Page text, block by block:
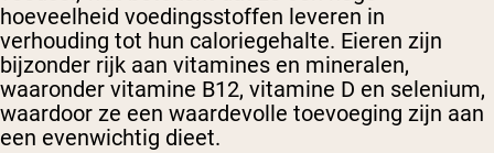
hoeveelheid voedingsstoffen leveren in
verhouding tot hun caloriegehalte. Eieren zijn
bijzonder rijk aan vitamines en mineralen,
waaronder vitamine B12, vitamine D en selenium,
waardoor ze een waardevolle toevoeging zijn aan
een evenwichtig dieet.